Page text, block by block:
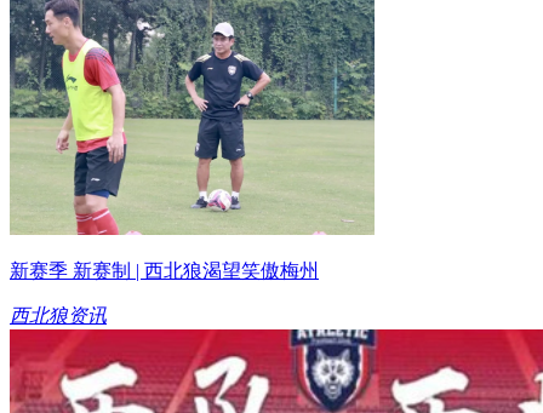
新赛季 新赛制 | 西北狼渴望笑傲梅州
西北狼资讯